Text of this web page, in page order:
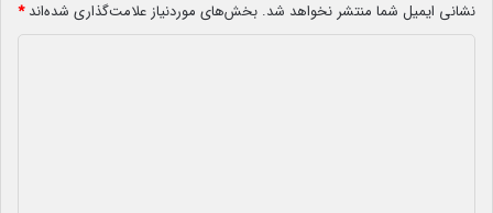
نشانی ایمیل شما منتشر نخواهد شد. بخش‌های موردنیاز علامت‌گذاری شده‌اند*